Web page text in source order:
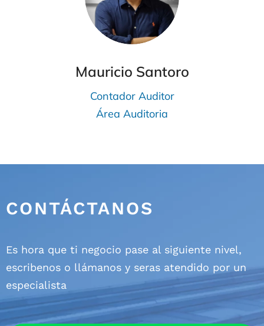
Mauricio Santoro
Contador Auditor
Área Auditoria
CONTÁCTANOS
Es hora que ti negocio pase al siguiente nivel,
escribenos o llámanos y seras atendido por un
especialista